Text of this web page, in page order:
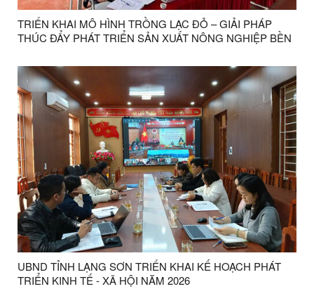
TRIỂN KHAI MÔ HÌNH TRỒNG LẠC ĐỎ – GIẢI PHÁP
THÚC ĐẨY PHÁT TRIỂN SẢN XUẤT NÔNG NGHIỆP BỀN
UBND TỈNH LẠNG SƠN TRIỂN KHAI KẾ HOẠCH PHÁT
TRIỂN KINH TẾ - XÃ HỘI NĂM 2026